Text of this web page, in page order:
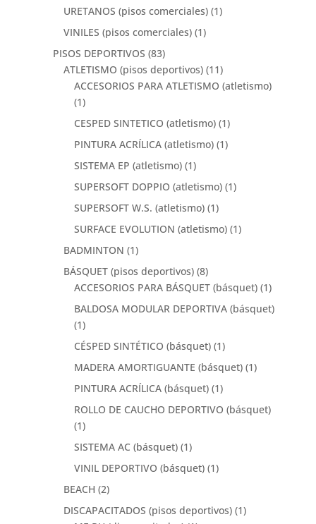
URETANOS (pisos comerciales) (1)
VINILES (pisos comerciales) (1)
PISOS DEPORTIVOS (83)
ATLETISMO (pisos deportivos) (11)
ACCESORIOS PARA ATLETISMO (atletismo)
(1)
CESPED SINTETICO (atletismo) (1)
PINTURA ACRÍLICA (atletismo) (1)
SISTEMA EP (atletismo) (1)
SUPERSOFT DOPPIO (atletismo) (1)
SUPERSOFT W.S. (atletismo) (1)
SURFACE EVOLUTION (atletismo) (1)
BADMINTON (1)
BÁSQUET (pisos deportivos) (8)
ACCESORIOS PARA BÁSQUET (básquet) (1)
BALDOSA MODULAR DEPORTIVA (básquet)
(1)
CÉSPED SINTÉTICO (básquet) (1)
MADERA AMORTIGUANTE (básquet) (1)
PINTURA ACRÍLICA (básquet) (1)
ROLLO DE CAUCHO DEPORTIVO (básquet)
(1)
SISTEMA AC (básquet) (1)
VINIL DEPORTIVO (básquet) (1)
BEACH (2)
DISCAPACITADOS (pisos deportivos) (1)